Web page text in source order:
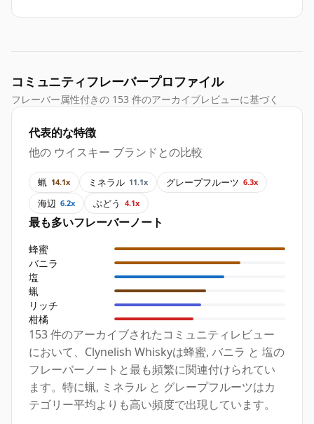
コミュニティフレーバープロファイル
フレーバー属性付きの 153 件のアーカイブレビューに基づく
代表的な特徴
他の ウイスキー ブランドとの比較
蝋 14.1x ミネラル 11.1x グレープフルーツ 6.3x
海辺 6.2x ぶどう 4.1x
最も多いフレーバーノート
蜂蜜
バニラ
塩
蝋
リッチ
柑橘
153 件のアーカイブされたコミュニティレビュー
において、Clynelish Whiskyは蜂蜜, バニラ と 塩の
フレーバーノートと最も頻繁に関連付けられてい
ます。特に蝋, ミネラル と グレープフルーツはカ
テゴリー平均よりも高い頻度で出現しています。